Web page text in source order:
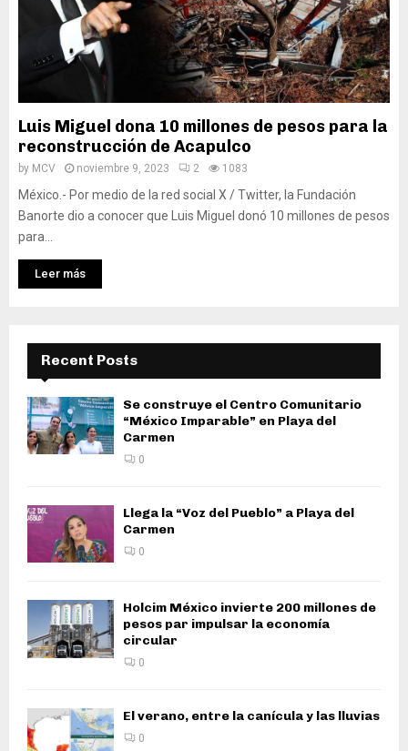
Luis Miguel dona 10 millones de pesos para la
reconstrucción de Acapulco
by MCV noviembre 9, 2023 2 1083
México.- Por medio de la red social X / Twitter, la Fundación
Banorte dio a conocer que Luis Miguel donó 10 millones de pesos
para...
Leer más
Recent Posts
Se construye el Centro Comunitario
“México Imparable” en Playa del
Carmen
0
Llega la “Voz del Pueblo” a Playa del
Carmen
0
Holcim México invierte 200 millones de
pesos par impulsar la economía
circular
0
El verano, entre la canícula y las lluvias
0